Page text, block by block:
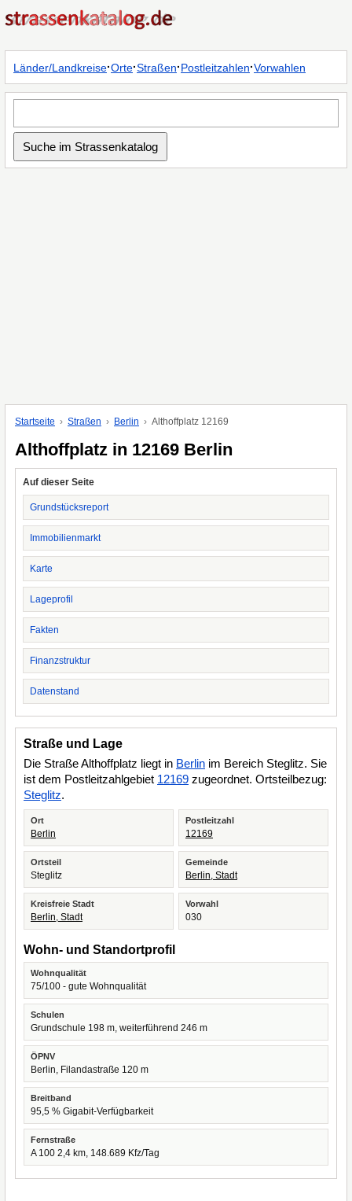
Länder/Landkreise·Orte·Straßen·Postleitzahlen·Vorwahlen
Startseite Straßen Berlin Althoffplatz 12169
Althoffplatz in 12169 Berlin
Auf dieser Seite
Grundstücksreport
Immobilienmarkt
Karte
Lageprofil
Fakten
Finanzstruktur
Datenstand
Straße und Lage
Die Straße Althoffplatz liegt in Berlin im Bereich Steglitz. Sie
ist dem Postleitzahlgebiet 12169 zugeordnet. Ortsteilbezug:
Steglitz.
Ort
Berlin
Postleitzahl
12169
Ortsteil
Steglitz
Gemeinde
Berlin, Stadt
Kreisfreie Stadt
Berlin, Stadt
Vorwahl
030
Wohn- und Standortprofil
Wohnqualität
75/100 - gute Wohnqualität
Schulen
Grundschule 198 m, weiterführend 246 m
ÖPNV
Berlin, Filandastraße 120 m
Breitband
95,5 % Gigabit-Verfügbarkeit
Fernstraße
A 100 2,4 km, 148.689 Kfz/Tag